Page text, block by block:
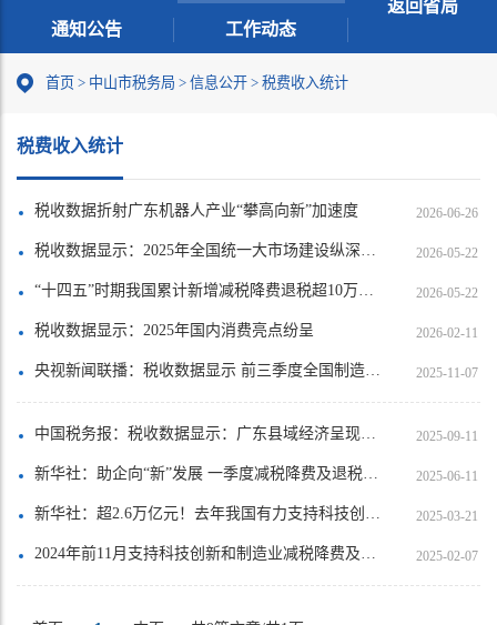
通知公告 工作动态
返回省局
首页 > 中山市税务局 > 信息公开 > 税费收入统计
税费收入统计
税收数据折射广东机器人产业“攀高向新”加速度 2026-06-26
税收数据显示：2025年全国统一大市场建设纵深推进 2026-05-22
“十四五”时期我国累计新增减税降费退税超10万亿元 2026-05-22
税收数据显示：2025年国内消费亮点纷呈 2026-02-11
央视新闻联播：税收数据显示 前三季度全国制造业销售收入同比增长4.7% 2025-11-07
中国税务报：税收数据显示：广东县域经济呈现多方面亮点 2025-09-11
新华社：助企向“新”发展 一季度减税降费及退税超4000亿元 2025-06-11
新华社：超2.6万亿元！去年我国有力支持科技创新和制造业发展 2025-03-21
2024年前11月支持科技创新和制造业减税降费及退税约2.3万亿元 2025-02-07